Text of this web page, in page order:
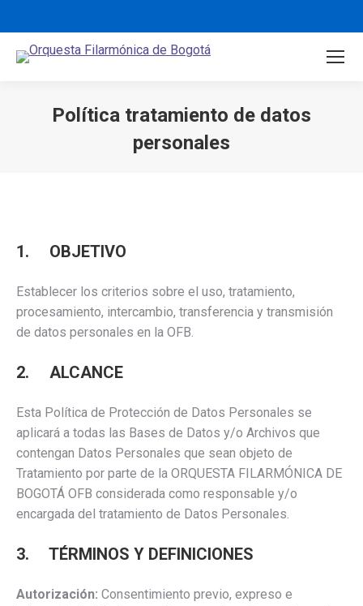
Política tratamiento de datos
personales
1. OBJETIVO
Establecer los criterios sobre el uso, tratamiento,
procesamiento, intercambio, transferencia y transmisión
de datos personales en la OFB.
2. ALCANCE
Esta Política de Protección de Datos Personales se
aplicará a todas las Bases de Datos y/o Archivos que
contengan Datos Personales que sean objeto de
Tratamiento por parte de la ORQUESTA FILARMÓNICA DE
BOGOTÁ OFB considerada como responsable y/o
encargada del tratamiento de Datos Personales.
3. TÉRMINOS Y DEFINICIONES
Autorización: Consentimiento previo, expreso e